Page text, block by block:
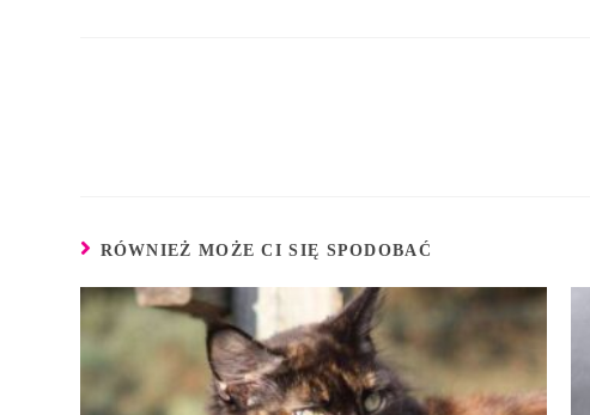
RÓWNIEŻ MOŻE CI SIĘ SPODOBAĆ